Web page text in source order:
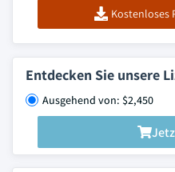
Kostenloses
Entdecken Sie unsere
Ausgehend von: $2,450